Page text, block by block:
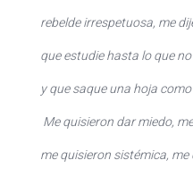
rebelde irrespetuosa, me
que estudie hasta lo que
y que saque una hoja
Me quisieron dar miedo,
me quisieron sistémica,